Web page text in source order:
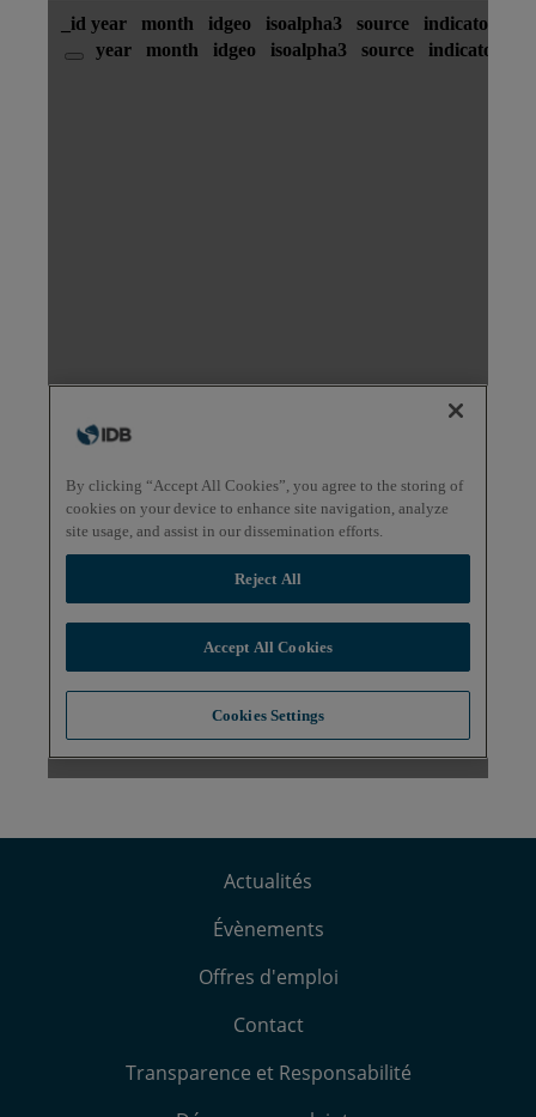
Actualités
Évènements
Offres d'emploi
Contact
Transparence et Responsabilité